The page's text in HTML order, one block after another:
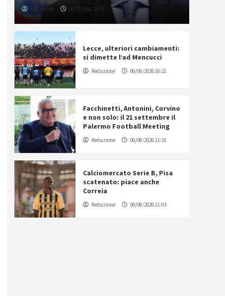
Redazione 06/08/2026 18:57
Lecce, ulteriori cambiamenti:
si dimette l’ad Mencucci
Redazione 06/08/2026 16:21
Facchinetti, Antonini, Corvino
e non solo: il 21 settembre il
Palermo Football Meeting
Redazione 06/08/2026 11:31
Calciomercato Serie B, Pisa
scatenato: piace anche
Correia
Redazione 06/08/2026 11:03